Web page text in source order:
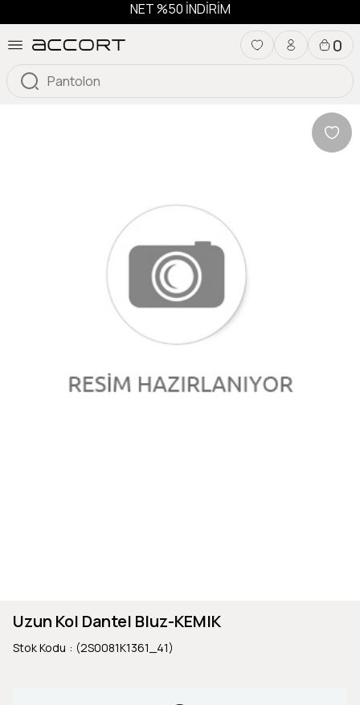
NET %50 İNDİRİM
0
Uzun Kol Dantel Bluz-KEMIK
Stok Kodu (2S0081K1361_41)